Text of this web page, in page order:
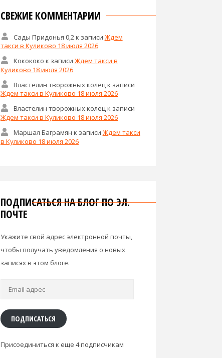
СВЕЖИЕ КОММЕНТАРИИ
Сады Придонья 0,2 к записи Ждем
такси в Куликово 18 июля 2026
Кокококо к записи Ждем такси в
Куликово 18 июля 2026
Властелин творожных колец к записи
Ждем такси в Куликово 18 июля 2026
Властелин творожных колецк записи
Ждем такси в Куликово 18 июля 2026
Маршал Баграмян к записи Ждем такси
в Куликово 18 июля 2026
ПОДПИСАТЬСЯ НА БЛОГ ПО ЭЛ.
ПОЧТЕ
Укажите свой адрес электронной почты,
чтобы получать уведомления о новых
записях в этом блоге.
ПОДПИСАТЬСЯ
Присоединиться к еще 4 подписчикам